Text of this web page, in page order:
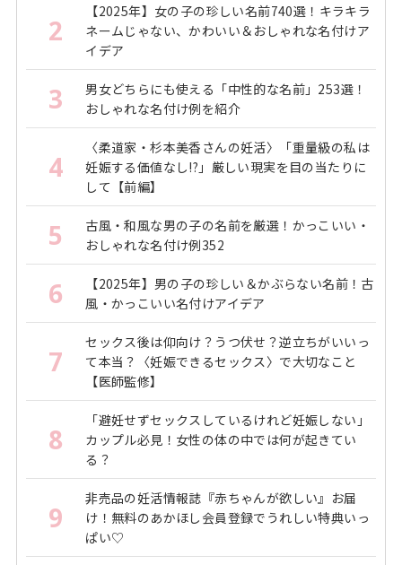
2
【2025年】女の子の珍しい名前740選！キラキラ
ネームじゃない、かわいい＆おしゃれな名付けア
イデア
3
男女どちらにも使える「中性的な名前」253選！
おしゃれな名付け例を紹介
4
〈柔道家・杉本美香さんの妊活〉「重量級の私は
妊娠する価値なし!?」厳しい現実を目の当たりに
して【前編】
5
古風・和風な男の子の名前を厳選！かっこいい・
おしゃれな名付け例352
6
【2025年】男の子の珍しい＆かぶらない名前！古
風・かっこいい名付けアイデア
7
セックス後は仰向け？うつ伏せ？逆立ちがいいっ
て本当？〈妊娠できるセックス〉で大切なこと
【医師監修】
8
「避妊せずセックスしているけれど妊娠しない」
カップル必見！女性の体の中では何が起きてい
る？
9
非売品の妊活情報誌『赤ちゃんが欲しい』お届
け！無料のあかほし会員登録でうれしい特典いっ
ぱい♡